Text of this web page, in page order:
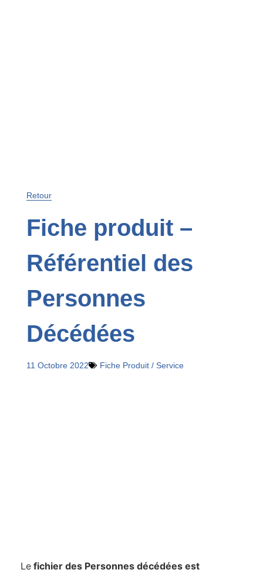
Retour
Fiche produit –
Référentiel des
Personnes
Décédées
11 Octobre 2022 Fiche Produit / Service
Le fichier des Personnes décédées est